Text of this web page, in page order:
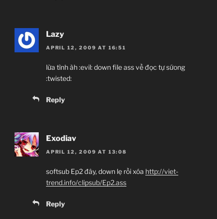
Lazy
APRIL 12, 2009 AT 16:51
lừa tình àh :evil: down file ass về đọc tự sứong
:twisted:
Reply
Exodiav
APRIL 12, 2009 AT 13:08
softsub Ep2 đây, down lẹ rồi xóa http://viet-
trend.info/clipsub/Ep2.ass
Reply